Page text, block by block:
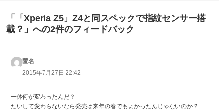
「「Xperia Z5」Z4と同スペックで指紋センサー搭
載？」への2件のフィードバック
匿名
り:
2015年7月27日 22:42
一体何が変わったんだ？
たいして変わらないなら発売は来年の春でもよかったんじゃないのか？